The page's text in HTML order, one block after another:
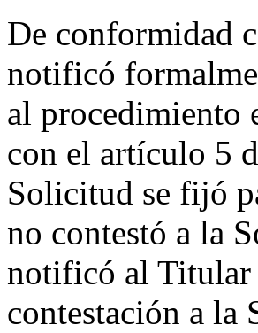
De conformidad
notificó
al procedimiento
con el artículo 5
Solicitud se fijó
no contestó a la
notificó al Titular
contestación a la